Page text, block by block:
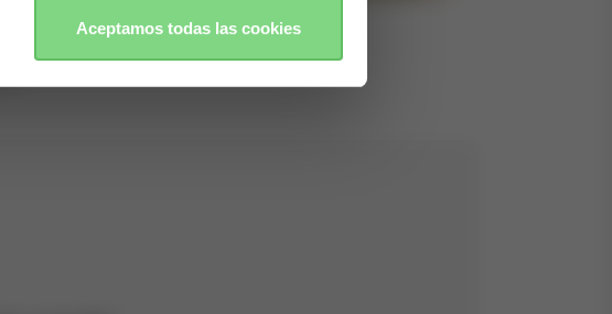
Aceptamos todas las cookies